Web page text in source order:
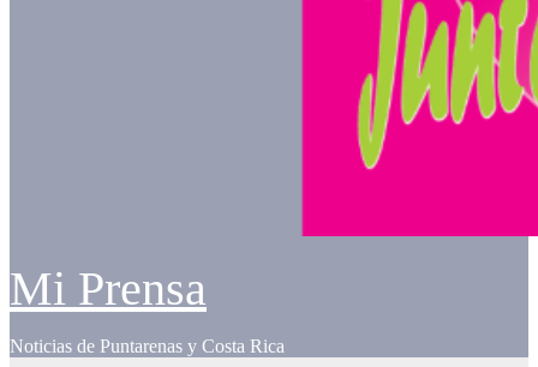
Mi Prensa
Noticias de Puntarenas y Costa Rica